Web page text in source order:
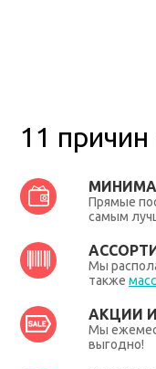
11 причин
Прямые
самым
Мы
также
АКЦИИ
Мы
выгодно!